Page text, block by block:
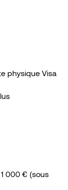
physique Visa
000 € (sous